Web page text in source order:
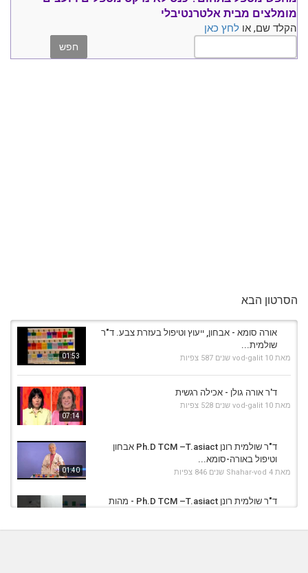
מומלצים מבית אלטרנטיבלי
הקלד שם, או לחץ כאן
הסרטון הבא
01:53
אורה סומא - אבחון, ייעוץ וטיפול בעזרת צבע. ד"ר
שולמית...
מאת vod-galit 10 שנים 587 צפיות
07:14
ד'ר אורה גולן - אכילה רגשית
מאת vod-galit 10 שנים 528 צפיות
01:40
ד"ר שולמית רונן Ph.D TCM –T.asiact אבחון
וטיפול באורה-סומא...
מאת Shahar-vod 4 שנים 846 צפיות
ד"ר שולמית רונן Ph.D TCM –T.asiact - מהות